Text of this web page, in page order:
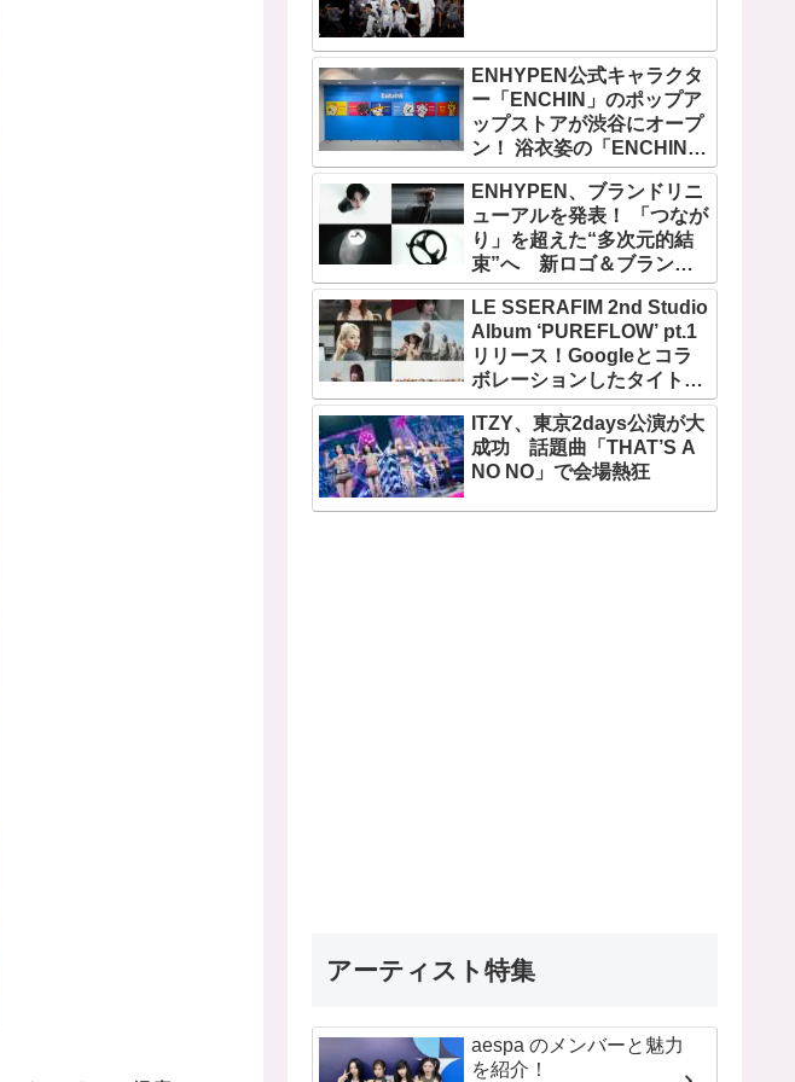
ENHYPEN公式キャラクタ
ー「ENCHIN」のポップア
ップストアが渋谷にオープ
ン！ 浴衣姿の「ENCHIN」
が登場
ENHYPEN、ブランドリニ
ューアルを発表！ 「つなが
り」を超えた“多次元的結
束”へ 新ロゴ＆ブランド
フィルム公開
LE SSERAFIM 2nd Studio
Album ‘PUREFLOW’ pt.1
リリース！Googleとコラ
ボレーションしたタイトル
曲「BOOMPALA」MVも公
開
ITZY、東京2days公演が大
成功 話題曲「THAT’S A
NO NO」で会場熱狂
アーティスト特集
aespa のメンバーと魅力
を紹介！